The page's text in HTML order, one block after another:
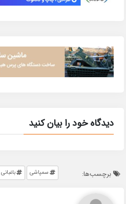
دیدگاه خود را بیان کنید
برچسب‌ها: سمپاشی باغبانی